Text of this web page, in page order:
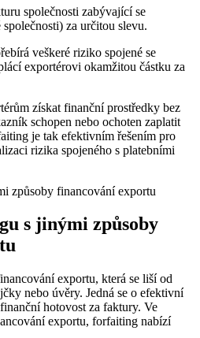
společnosti zabývající se
za určitou slevu.
veškeré riziko spojené se
exportérovi okamžitou částku za
získat finanční prostředky bez
schopen nebo ochoten zaplatit
je tak efektivním řešením pro
rizika spojeného s platebními
s jinými způsoby
exportu, která se liší od
nebo úvěry. Jedná se o efektivní
hotovost za faktury. Ve
exportu, forfaiting nabízí